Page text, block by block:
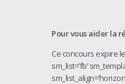
Pour vous aider la
Ce concours expire
sm_list=’fb’